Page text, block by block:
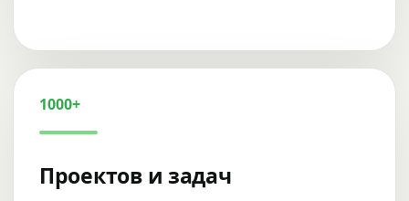
1000+
Проектов и задач